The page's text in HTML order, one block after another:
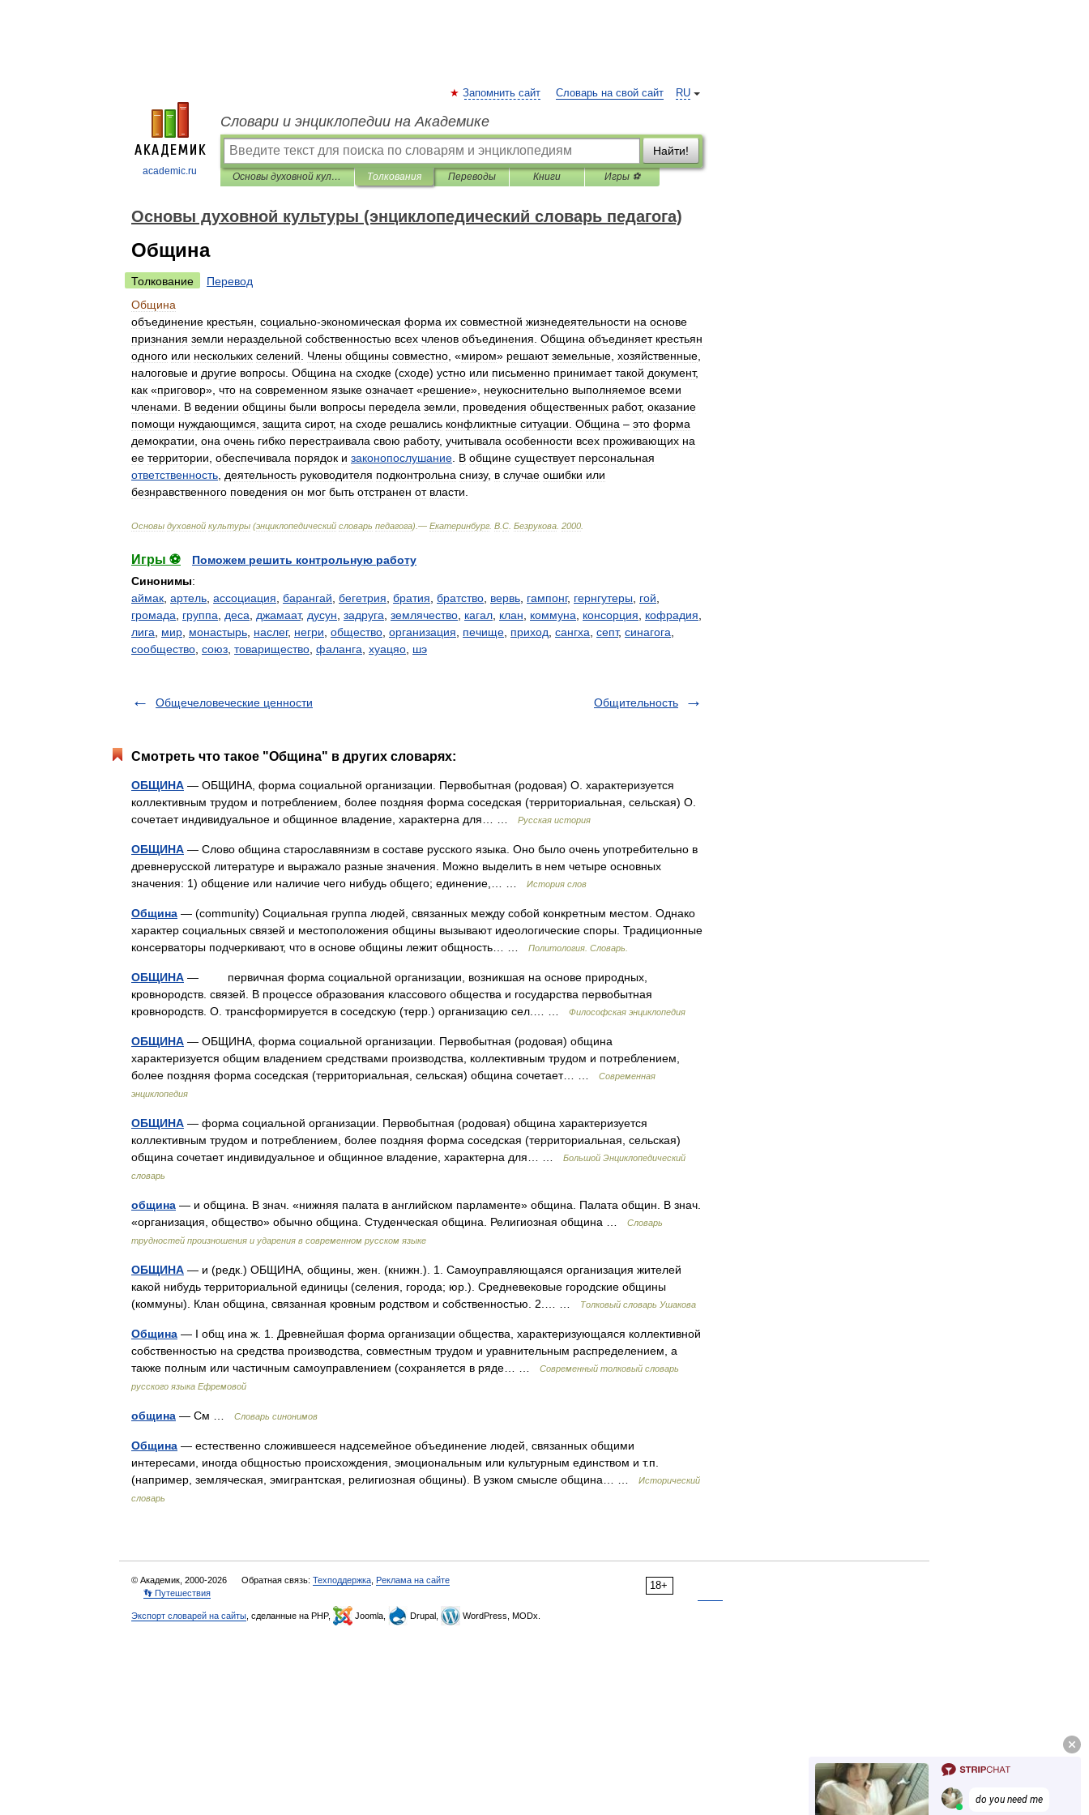
academic.ru
RU
Запомнить сайт Словарь на свой сайт
Словари и энциклопедии на Академике
Найти!
Основы духовной культуры (энциклопедический словарь педагога) Толкования Переводы Книги Игры ⚽
Основы духовной культуры (энциклопедический словарь педагога)
Община
Толкование
Перевод
Община
объединение крестьян социально-экономическая форма их совместной жизнедеятельности на основе
признания земли нераздельной собственностью всех членов объединения Община объединяет крестьян
одного или нескольких селений Члены общины совместно , «миром» решают земельные хозяйственные
налоговые и другие вопросы Община на сходке (сходе) устно или письменно принимает такой документ,
как «приговор», что на современном языке означает«решение», неукоснительно выполняемое всеми
членами
В ведении общины были вопросы передела земли проведения общественных работ, оказание
помощи нуждающимся защита сирот, на сходе решались конфликтные ситуации Община – это форма
демократии она очень гибко перестраивала свою работу, учитывала особенности всех проживающих на
ее территории обеспечивала порядок и законопослушание В общине существует персональная
ответственность деятельность руководителя подконтрольна снизу, в случае ошибки или
безнравственного поведения он мог быть отстранен от власти
Основы духовной культуры (энциклопедический словарь педагога).— Екатеринбург В С Безрукова 2000
Игры ⚽
Поможем решить контрольную работу
Синонимы:
аймак артель ассоциация барангай бегетрия братия братство вервь гампонг, гернгутеры гой
громада
группа деса джамаат, дусун задруга землячество кагал клан коммуна консорция кофрадия
лига
мир монастырь наслег, негри общество организация печище приход сангха септ, синагога
сообщество союз товарищество фаланга хуацяо шэ
Общечеловеческие ценности Общительность
Смотреть что такое "Община" в других словарях:
ОБЩИНА — ОБЩИНА, форма социальной организации. Первобытная (родовая) О. характеризуется
коллективным трудом и потреблением, более поздняя форма соседская (территориальная, сельская) О.
сочетает индивидуальное и общинное владение, характерна для… …
Русская история
ОБЩИНА — Слово община старославянизм в составе русского языка. Оно было очень употребительно в
древнерусской литературе и выражало разные значения. Можно выделить в нем четыре основных
значения: 1) общение или наличие чего нибудь общего; единение,… …
История слов
Община — (community) Социальная группа людей, связанных между собой конкретным местом. Однако
характер социальных связей и местоположения общины вызывают идеологические споры. Традиционные
консерваторы подчеркивают, что в основе общины лежит общность… …
Политология. Словарь.
ОБЩИНА — первичная форма социальной организации, возникшая на основе природных,
кровнородств. связей. В процессе образования классового общества и государства первобытная
кровнородств. О. трансформируется в соседскую (терр.) организацию сел.… …
Философская энциклопедия
ОБЩИНА — ОБЩИНА, форма социальной организации. Первобытная (родовая) община
характеризуется общим владением средствами производства, коллективным трудом и потреблением,
более поздняя форма соседская (территориальная, сельская) община сочетает… …
Современная
энциклопедия
ОБЩИНА — форма социальной организации. Первобытная (родовая) община характеризуется
коллективным трудом и потреблением, более поздняя форма соседская (территориальная, сельская)
община сочетает индивидуальное и общинное владение, характерна для… …
Большой Энциклопедический
словарь
община — и община. В знач. «нижняя палата в английском парламенте» община. Палата общин. В знач.
«организация, общество» обычно община. Студенческая община. Религиозная община …
Словарь
трудностей произношения и ударения в современном русском языке
ОБЩИНА — и (редк.) ОБЩИНА, общины, жен. (книжн.). 1. Самоуправляющаяся организация жителей
какой нибудь территориальной единицы (селения, города; юр.). Средневековые городские общины
(коммуны). Клан община, связанная кровным родством и собственностью. 2.… …
Толковый словарь Ушакова
Община — I общ ина ж. 1. Древнейшая форма организации общества, характеризующаяся коллективной
собственностью на средства производства, совместным трудом и уравнительным распределением, а
также полным или частичным самоуправлением (сохраняется в ряде… …
Современный толковый словарь
русского языка Ефремовой
община — См … Словарь синонимов
Община — естественно сложившееся надсемейное объединение людей, связанных общими
интересами, иногда общностью происхождения, эмоциональным или культурным единством и т.п.
(например, земляческая, эмигрантская, религиозная общины). В узком смысле община… …
Исторический
словарь
18+
© Академик, 2000-2026 Обратная связь: Техподдержка Реклама на сайте
👣 Путешествия
Экспорт словарей на сайты , сделанные на PHP, Joomla, Drupal, WordPress, MODx.